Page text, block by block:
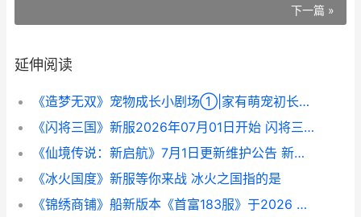
下一篇 »
延伸阅读
《造梦无双》宠物成长小剧场①|家有萌宠初长成 造梦无双宠物大全
《闪将三国》新服2026年07月01日开始 闪将三国礼包兑换码
《仙境传说：新启航》7月1日更新维护公告 新版仙境传说
《冰火国度》新服等你来战 冰火之国指的是
《锦绣商铺》船新版本《首富183服》于2026 锦绣商贸城主要是卖什么